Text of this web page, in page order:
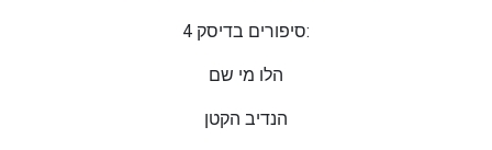
4 סיפורים בדיסק:
הלו מי שם
הנדיב הקטן